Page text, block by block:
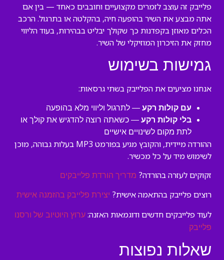
פלייבק זה עוצב לזמרים מקצועיים וחובבים כאחד — בין אם
אתה מבצע את השיר בהופעה חיה, בהקלטה או בתרגול. הרכב
הכלים מאוזן בקפדנות כך שקולך יבליט בבהירות, בעוד הליווי
מחזק את הזיכרון המוזיקלי של השיר.
גמישות בשימוש
אנחנו מציעים את הפלייבק בשתי גרסאות:
עם קולות רקע — לתרגול וליווי מלא בהופעה
בלי קולות רקע — כשאתה רוצה להדגיש את קולך או
לתת מקום לשינויים אישיים
ההורדה מיידית, והקובץ מגיע בפורמט MP3 בעלות גבוהה, מוכן
לשימוש מיד על כל מכשיר.
זקוקים לעזרה בהורדה? מדריך הורדת פלייבקים
רוצים פלייבק בהתאמה אישית? יצירת פלייבק בהזמנה אישית
לעוד פלייבקים חדשים ודוגמאות האזנה: ערוץ היוטיוב של ורסנו
פלייבק
שאלות נפוצות